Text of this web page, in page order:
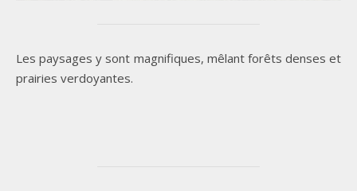
Les paysages y sont magnifiques, mêlant forêts denses et
prairies verdoyantes.